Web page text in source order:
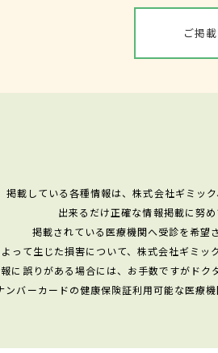
ご掲
掲載している各種情報は、株式会社ギミッ
出来るだけ正確な情報掲載に努
掲載されている医療機関へ受診を希望
って生じた損害について、株式会社ギミッ
に誤りがある場合には、お手数ですがドク
ンバーカードの健康保険証利用可能な医療